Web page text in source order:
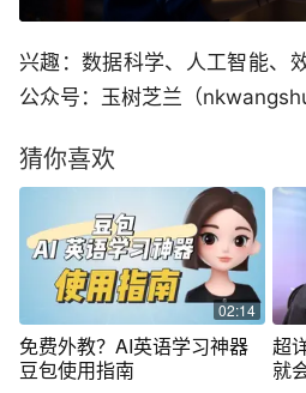
兴趣：数据科学、人工智能、
公众号：玉树芝兰（
猜你喜欢
02:14
免费外教？AI英语学习神器
豆包使用指南
超
就